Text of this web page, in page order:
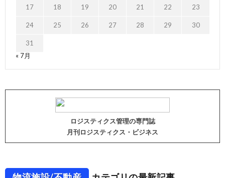
17 18 19 20 21 22 23
24 25 26 27 28 29 30
31
« 7月
ロジスティクス管理の専門誌
月刊ロジスティクス・ビジネス